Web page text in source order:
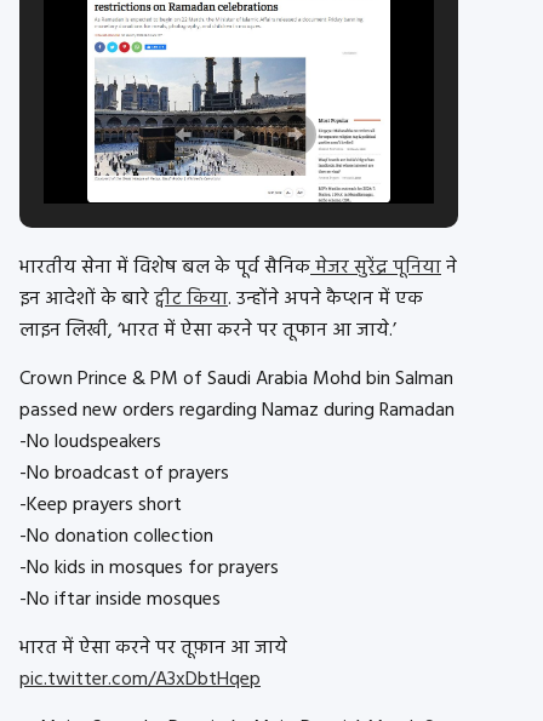
भारतीय सेना में विशेष बल के पूर्व सैनिकमेजर सुरेंद्र पूनियाने
इन आदेशों के बारेट्वीट किया. उन्होंने अपने कैप्शन में एक
लाइन लिखी, ‘भारत में ऐसा करने पर तूफान आ जाये.’
Crown Prince & PM of Saudi Arabia Mohd bin Salman
passed new orders regarding Namaz during Ramadan
-No loudspeakers
-No broadcast of prayers
-Keep prayers short
-No donation collection
-No kids in mosques for prayers
-No iftar inside mosques
भारत में ऐसा करने पर तूफ़ान आ जाये
pic.twitter.com/A3xDbtHqep